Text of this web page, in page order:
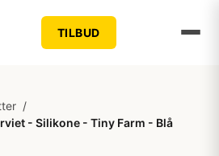
TILBUD
/
- Silikone - Tiny Farm - Blå